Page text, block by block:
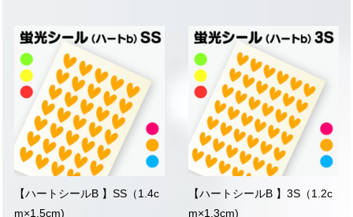
【ハートシールB 】SS（1.4c
m×1.5cm)
【ハートシールB 】3S（1.2c
m×1.3cm)